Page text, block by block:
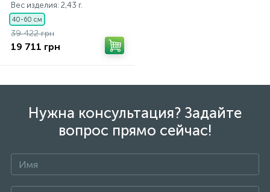
Вес изделия: 2,43 г.
40-60 см
39 422 грн
19 711 грн
Нужна консультация? Задайте
вопрос прямо сейчас!